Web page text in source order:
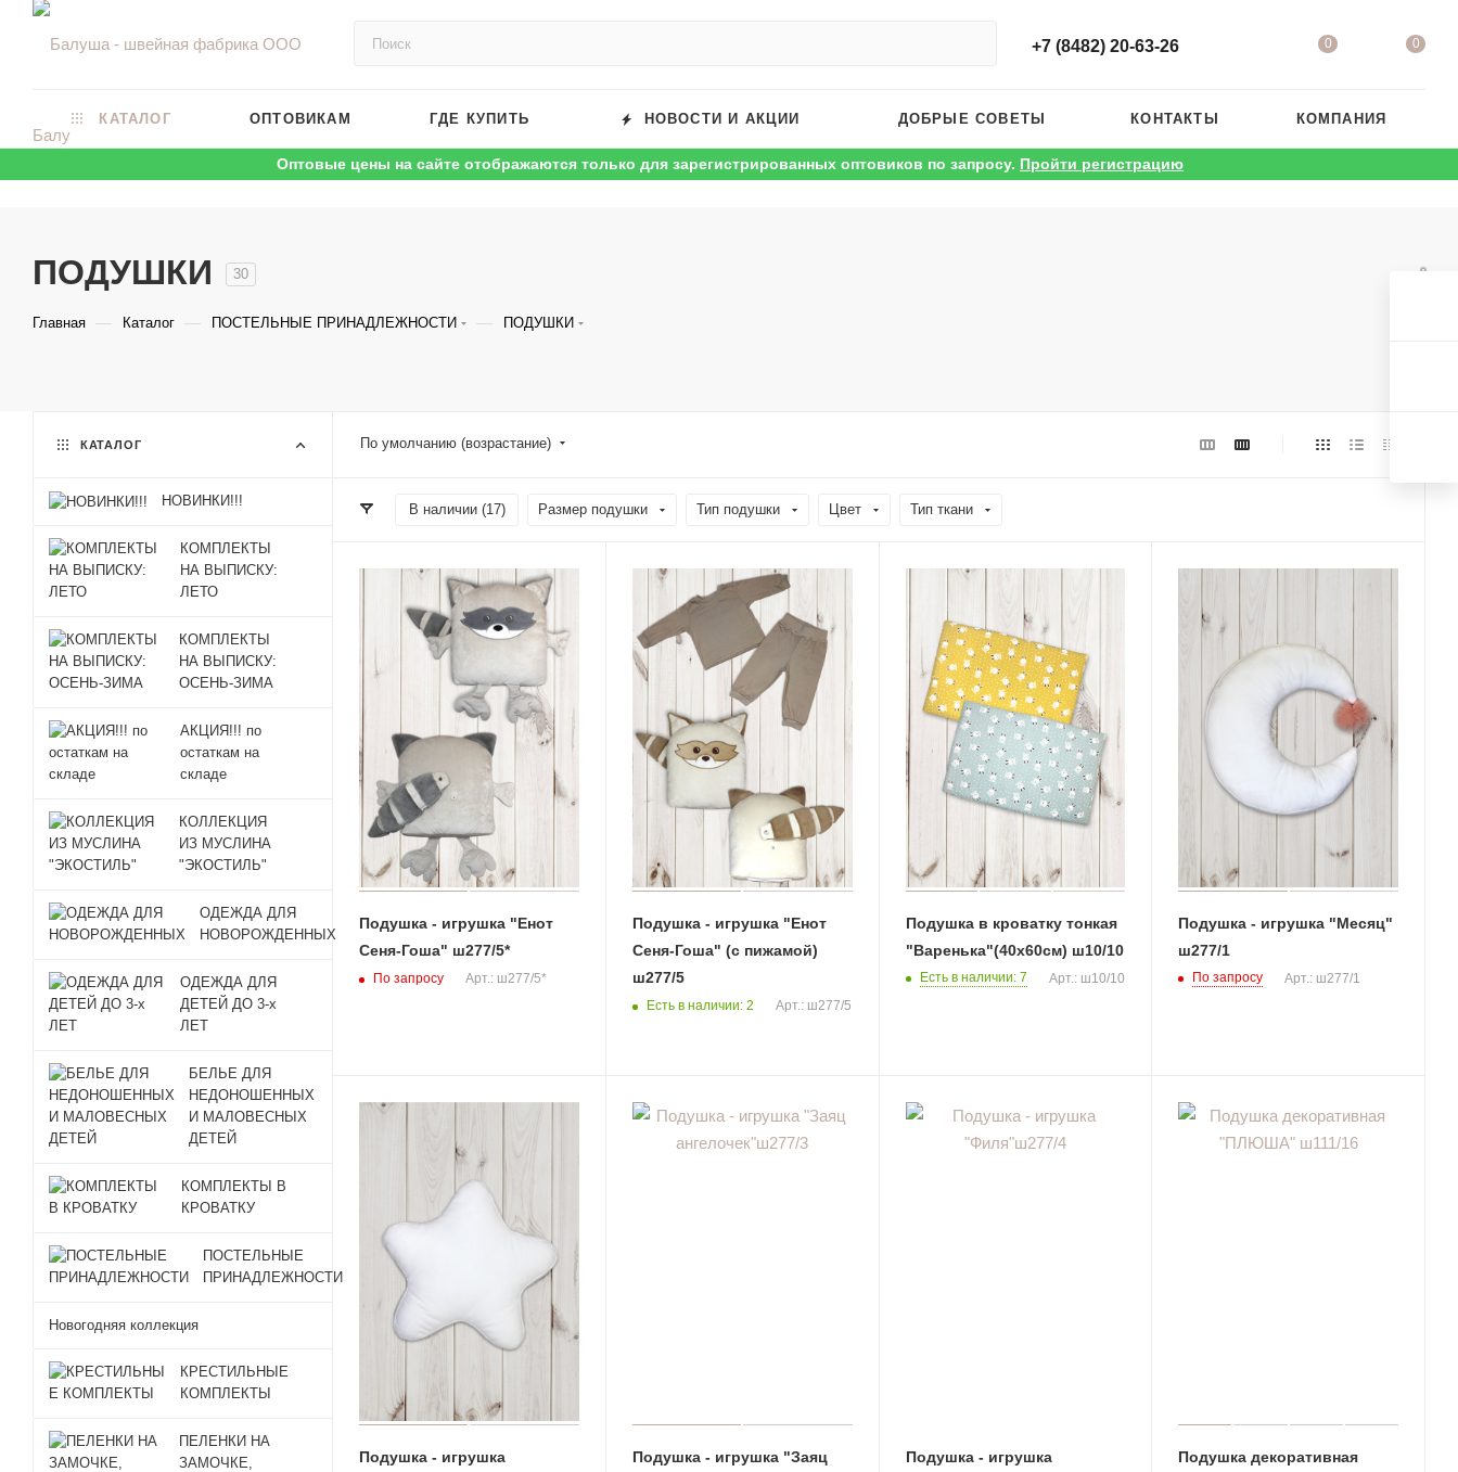
+7 (8482) 20-63-26 0 0
КАТАЛОГ ОПТОВИКАМ ГДЕ КУПИТЬ НОВОСТИ И АКЦИИ ДОБРЫЕ СОВЕТЫ КОНТАКТЫ КОМПАНИЯ
Оптовые цены на сайте отображаются только для зарегистрированных оптовиков по запросу. Пройти регистрацию
ПОДУШКИ 30
Главная — Каталог — ПОСТЕЛЬНЫЕ ПРИНАДЛЕЖНОСТИ — ПОДУШКИ
По умолчанию (возрастание)
В наличии (17) Размер подушки Тип подушки Цвет Тип ткани
Подушка - игрушка "Енот
Сеня-Гоша" ш277/5*
По запросу Арт.: ш277/5*
Подушка - игрушка "Енот
Сеня-Гоша" (с пижамой)
ш277/5
Есть в наличии: 2 Арт.: ш277/5
Подушка в кроватку тонкая
"Варенька"(40х60см) ш10/10
Есть в наличии: 7 Арт.: ш10/10
Подушка - игрушка "Месяц"
ш277/1
По запросу Арт.: ш277/1
Подушка - игрушка
Подушка - игрушка "Заяц
Подушка - игрушка
Подушка декоративная
КАТАЛОГ
НОВИНКИ!!!
КОМПЛЕКТЫ
НА ВЫПИСКУ:
ЛЕТО
КОМПЛЕКТЫ
НА ВЫПИСКУ:
ОСЕНЬ-ЗИМА
АКЦИЯ!!! по
остаткам на
складе
КОЛЛЕКЦИЯ
ИЗ МУСЛИНА
"ЭКОСТИЛЬ"
ОДЕЖДА ДЛЯ
НОВОРОЖДЕННЫХ
ОДЕЖДА ДЛЯ
ДЕТЕЙ ДО 3-х
ЛЕТ
БЕЛЬЕ ДЛЯ
НЕДОНОШЕННЫХ
И МАЛОВЕСНЫХ
ДЕТЕЙ
КОМПЛЕКТЫ В
КРОВАТКУ
ПОСТЕЛЬНЫЕ
ПРИНАДЛЕЖНОСТИ
Новогодняя коллекция
КРЕСТИЛЬНЫЕ
КОМПЛЕКТЫ
ПЕЛЕНКИ НА
ЗАМОЧКЕ,